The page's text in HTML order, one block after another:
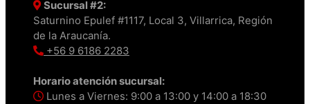
Sucursal #2:
Saturnino Epulef #1117, Local 3, Villarrica, Región
de la Araucanía.
+56 9 6186 2283
Horario atención sucursal:
Lunes a Viernes: 9:00 a 13:00 y 14:00 a 18:30